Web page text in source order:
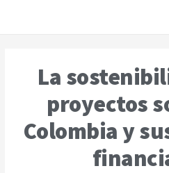
La
proyectos
Colombia y